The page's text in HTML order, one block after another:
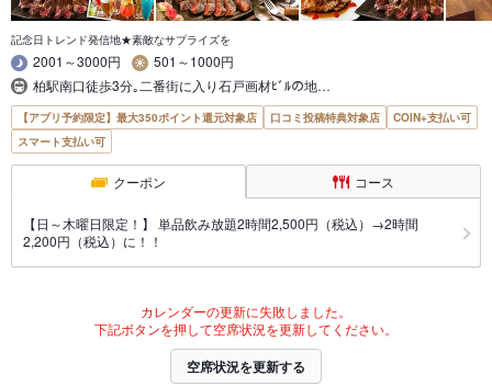
記念日トレンド発信地★素敵なサプライズを
2001～3000円
501～1000円
柏駅南口徒歩3分｡二番街に入り石戸画材ﾋﾞﾙの地…
【アプリ予約限定】最大350ポイント還元対象店 口コミ投稿特典対象店
COIN+支払い可
スマート支払い可
クーポン コース
【日～木曜日限定！】 単品飲み放題2時間2,500円（税込）→2時間
2,200円（税込）に！！
カレンダーの更新に失敗しました。
下記ボタンを押して空席状況を更新してください。
空席状況を更新する